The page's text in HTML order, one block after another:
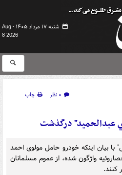
شنبه ۱۷ مرداد ۱۴۰۵ -
Aug
8 2026
۰ نظر
چاپ
عبدالحميد" درگذشت
با بیان اینکه خودرو حامل مولوی احمد
واژگون شده، از عموم مسلمانان
کنند.